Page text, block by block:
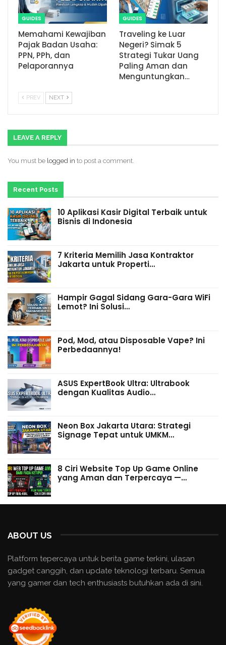
GUIDES
Memahami Kewajiban
Pajak Badan Usaha:
PPN, PPh, dan
Pelaporannya
GUIDES
Traveling ke Luar
Negeri? Simak 5
Strategi Tukar Uang
Paling Aman dan
Menguntungkan…
PREV NEXT
LEAVE A REPLY
You must be logged in to post a comment.
Recent Posts
10 Aplikasi Kasir Digital Terbaik untuk
Bisnis di Indonesia
7 Kriteria Memilih Jasa Kontraktor
Jakarta untuk Properti…
Hampir Gagal Sidang Gara-Gara WiFi
Lemot? Ini Solusi…
Pod, Mod, atau Disposable Vape? Ini
Perbedaannya!
ASUS ExpertBook Ultra: Ultrabook
dengan Kualitas Audio…
Neon Box Jakarta Utara: Strategi
Signage Tepat untuk UMKM…
8 Ciri Website Top Up Game Online
yang Aman dan Terpercaya —…
ABOUT US
Platform tepercaya untuk berita game terkini, ulasan
gadget canggih, dan update teknologi terbaru. Semua
yang gamer dan tech enthusiasts butuhkan ada di sini.